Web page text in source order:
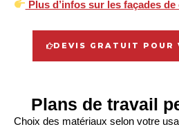
Plus d’infos sur les façades de
DEVIS GRATUIT POUR
Plans de travail
Choix des matériaux selon votre